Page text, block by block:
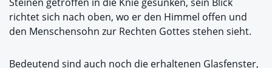
richtet sich nach oben, wo er den Himmel offen und
den Menschensohn zur Rechten Gottes stehen sieht.
Bedeutend sind auch noch die erhaltenen Glasfenster,